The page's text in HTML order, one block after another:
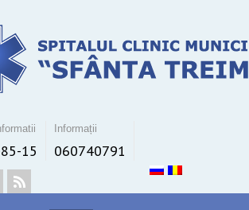
15
Informații
060740791